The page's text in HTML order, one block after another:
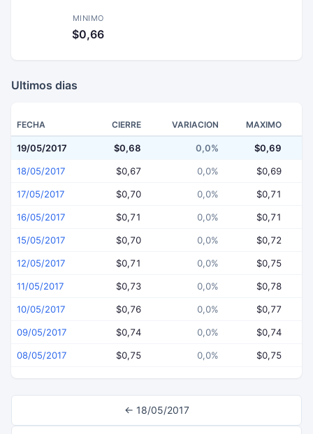
MINIMO
$0,66
Ultimos dias
FECHA CIERRE VARIACION MAXIMO
19/05/2017 $0,68 0,0% $0,69
18/05/2017 $0,67 0,0% $0,69
17/05/2017 $0,70 0,0% $0,71
16/05/2017 $0,71 0,0% $0,71
15/05/2017 $0,70 0,0% $0,72
12/05/2017 $0,71 0,0% $0,75
11/05/2017 $0,73 0,0% $0,78
10/05/2017 $0,76 0,0% $0,77
09/05/2017 $0,74 0,0% $0,74
08/05/2017 $0,75 0,0% $0,75
← 18/05/2017